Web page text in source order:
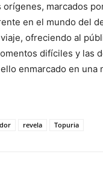
marcados
en el mundo del
ofreciendo al
difíciles y las
enmarcado en
revela Topuria